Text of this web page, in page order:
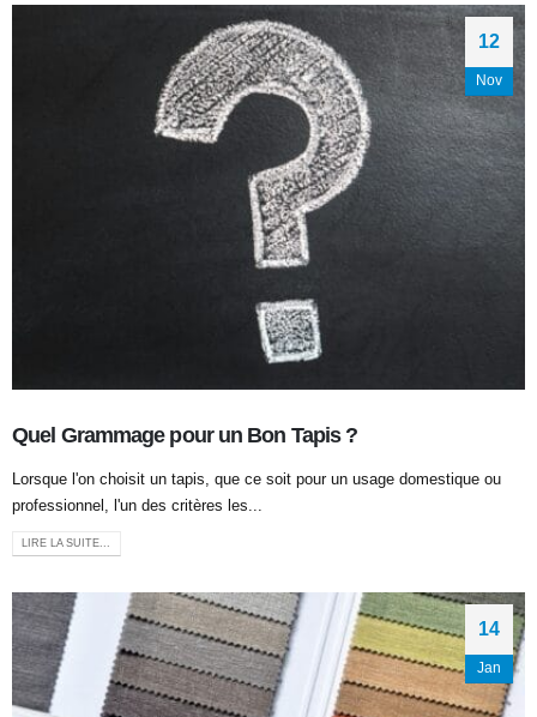
12
Nov
Quel Grammage pour un Bon Tapis ?
Lorsque l'on choisit un tapis, que ce soit pour un usage domestique ou
professionnel, l'un des critères les...
LIRE LA SUITE...
14
Jan